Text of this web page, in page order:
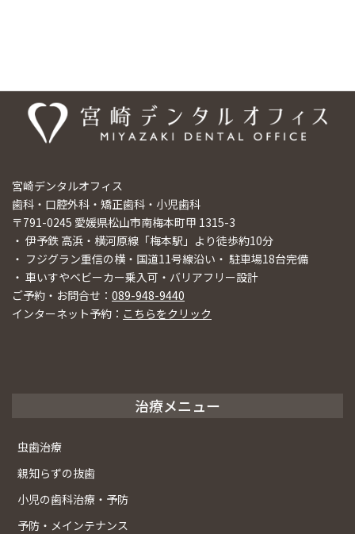
宮崎デンタルオフィス
歯科・口腔外科・矯正歯科・小児歯科
〒791-0245 愛媛県松山市南梅本町甲 1315-3
・ 伊予鉄 高浜・横河原線「梅本駅」より徒歩約10分
・ フジグラン重信の横・国道11号線沿い・ 駐車場18台完備
・ 車いすやベビーカー乗入可・バリアフリー設計
ご予約・お問合せ： 089-948-9440
インターネット予約： こちらをクリック
治療メニュー
虫歯治療
親知らずの抜歯
小児の歯科治療・予防
予防・メインテナンス